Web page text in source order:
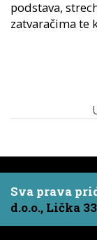
podstava,
zatvaračima te
Sva prava
d.o.o., Lička